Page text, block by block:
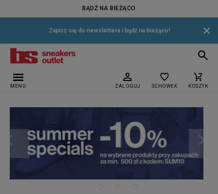
BĄDŹ NA BIEŻĄCO
Zapisz się do newslettera i bądź na bieżąco! ×
MENU ZALOGUJ SCHOWEK KOSZYK